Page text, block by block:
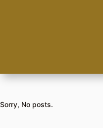
Sorry, No posts.